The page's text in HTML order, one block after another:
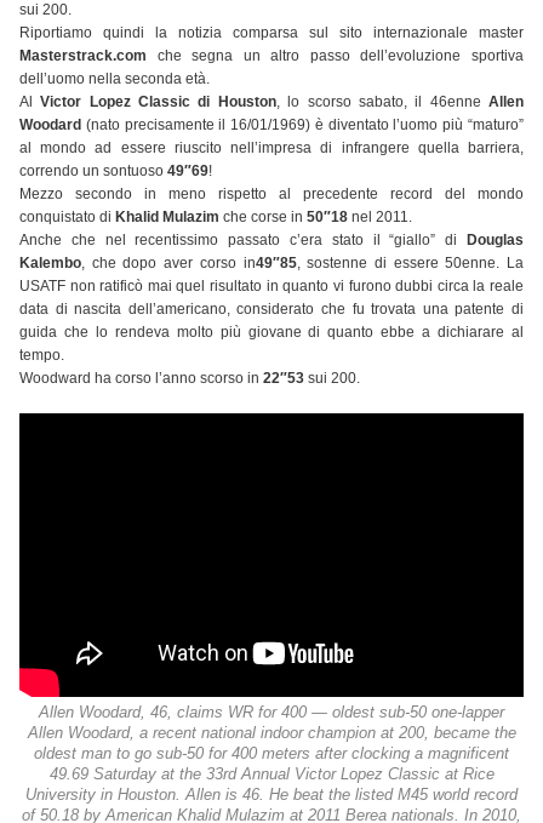
sui 200.
Riportiamo quindi la notizia comparsa sul sito internazionale master
Masterstrack.com che segna un altro passo dell’evoluzione sportiva
dell’uomo nella seconda età.
Al
Victor Lopez Classic di Houston, lo scorso sabato, il 46enneAllen
Woodard (nato precisamente il 16/01/1969) è diventato l’uomo più “maturo”
al mondo ad essere riuscito nell’impresa di infrangere quella barriera,
correndo un sontuoso 49″69!
Mezzo secondo in meno rispetto al precedente record del mondo
conquistato di Khalid Mulazim che corse in 50″18 nel 2011.
Anche che nel recentissimo passato c’era stato il “giallo” di
Douglas
Kalembo, che dopo aver corso in49″85, sostenne di essere 50enne. La
USATF non ratificò mai quel risultato in quanto vi furono dubbi circa la reale
data di nascita dell’americano, considerato che fu trovata una patente di
guida che lo rendeva molto più giovane di quanto ebbe a dichiarare al
tempo.
Woodward ha corso l’anno scorso in 22″53 sui 200.
Allen Woodard, 46, claims WR for 400 — oldest sub-50 one-lapper
Allen Woodard, a recent national indoor champion at 200, became the
oldest man to go sub-50 for 400 meters after clocking a magnificent
49.69 Saturday at the 33rd Annual Victor Lopez Classic at Rice
University in Houston. Allen is 46. He beat the listed M45 world record
of 50.18 by American Khalid Mulazim at 2011 Berea nationals. In 2010,